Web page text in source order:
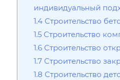
индивидуальный
1.4 Строительство
1.5 Строительство
1.6 Строительство
1.7 Строительство
1.8 Строительство